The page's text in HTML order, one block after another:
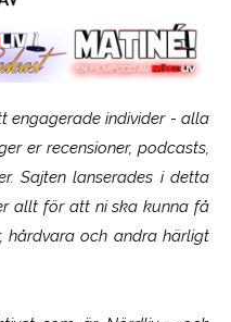
engagerade individer - alla
er recensioner, podcasts,
Sajten lanserades i detta
allt för att ni ska kunna få
hårdvara och andra härligt